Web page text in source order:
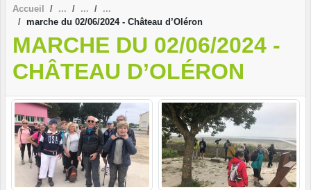
Accueil
marche du 02/06/2024 - Château d’Oléron
MARCHE DU 02/06/2024 -
CHÂTEAU D’OLÉRON